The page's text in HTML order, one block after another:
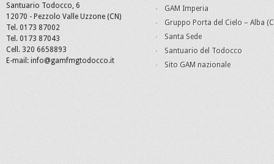
Santuario Todocco, 6
12070 - Pezzolo Valle Uzzone (CN)
Tel. 0173 87002
Tel. 0173 87043
Cell. 320 6658893
E-mail: info@gamfmgtodocco.it
GAM Imperia
Gruppo Porta del Cielo – Alba
Santa Sede
Santuario del Todocco
Sito GAM nazionale